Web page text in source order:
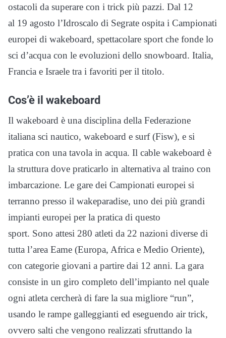
ostacoli da superare con i trick più pazzi. Dal 12
al 19 agosto l’Idroscalo di Segrate ospita i Campionati
europei di wakeboard, spettacolare sport che fonde lo
sci d’acqua con le evoluzioni dello snowboard. Italia,
Francia e Israele tra i favoriti per il titolo.
Cos’è il wakeboard
Il wakeboard è una disciplina della Federazione
italiana sci nautico, wakeboard e surf (Fisw), e si
pratica con una tavola in acqua. Il cable wakeboard è
la struttura dove praticarlo in alternativa al traino con
imbarcazione. Le gare dei Campionati europei si
terranno presso il wakeparadise, uno dei più grandi
impianti europei per la pratica di questo
sport. Sono attesi 280 atleti da 22 nazioni diverse di
tutta l’area Eame (Europa, Africa e Medio Oriente),
con categorie giovani a partire dai 12 anni. La gara
consiste in un giro completo dell’impianto nel quale
ogni atleta cercherà di fare la sua migliore “run”,
usando le rampe galleggianti ed eseguendo air trick,
ovvero salti che vengono realizzati sfruttando la